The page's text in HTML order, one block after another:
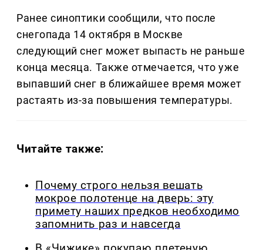
Ранее синоптики сообщили, что после
снегопада 14 октября в Москве
следующий снег может выпасть не раньше
конца месяца. Также отмечается, что уже
выпавший снег в ближайшее время может
растаять из-за повышения температуры.
Читайте также:
Почему строго нельзя вешать
мокрое полотенце на дверь: эту
примету наших предков необходимо
запомнить раз и навсегда